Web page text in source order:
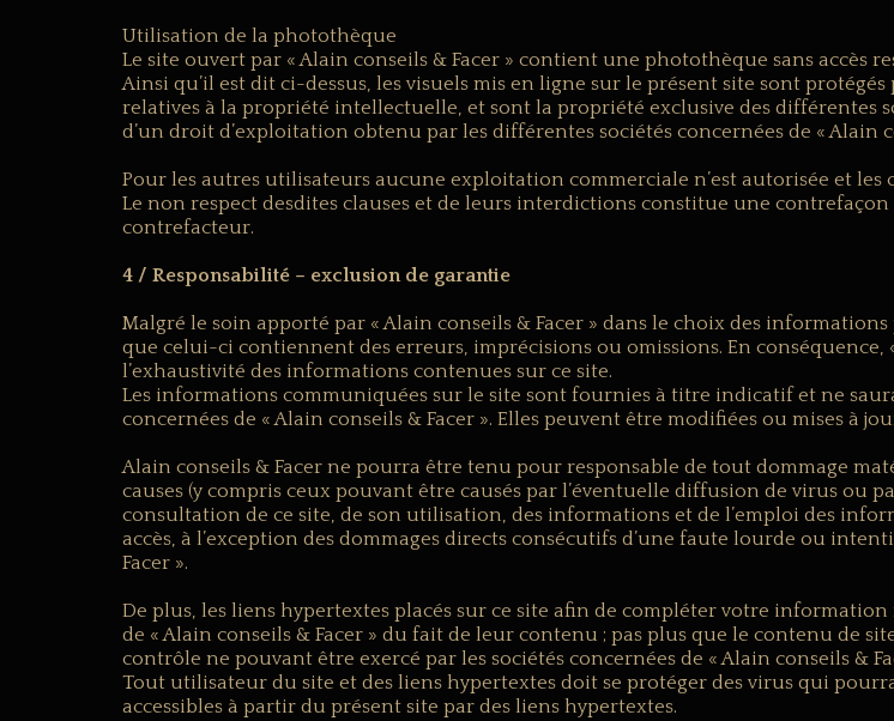
Utilisation de la photothèque
Le site ouvert par « Alain conseils & Facer » contient une photothèque sans accès
Ainsi qu’il est dit ci-dessus, les visuels mis en ligne sur le présent site sont
relatives à la propriété intellectuelle, et sont la propriété exclusive des différentes
d’un droit d’exploitation obtenu par les différentes sociétés concernées de « Alain
Pour les autres utilisateurs aucune exploitation commerciale n’est autorisée et les
Le non respect desdites clauses et de leurs interdictions constitue une
contrefacteur.
4 / Responsabilité – exclusion de garantie
Malgré le soin apporté par « Alain conseils & Facer » dans le choix des
que celui-ci contiennent des erreurs, imprécisions ou omissions. En conséquence,
l’exhaustivité des informations contenues sur ce site.
Les informations communiquées sur le site sont fournies à titre indicatif et ne
concernées de « Alain conseils & Facer ». Elles peuvent être modifiées ou mises à
Alain conseils & Facer ne pourra être tenu pour responsable de tout dommage
causes (y compris ceux pouvant être causés par l’éventuelle diffusion de virus
consultation de ce site, de son utilisation, des informations et de l’emploi des
accès, à l’exception des dommages directs consécutifs d’une faute lourde ou
Facer ».
De plus, les liens hypertextes placés sur ce site afin de compléter votre
de « Alain conseils & Facer » du fait de leur contenu ; pas plus que le contenu de
contrôle ne pouvant être exercé par les sociétés concernées de « Alain conseils &
Tout utilisateur du site et des liens hypertextes doit se protéger des virus qui
accessibles à partir du présent site par des liens hypertextes.